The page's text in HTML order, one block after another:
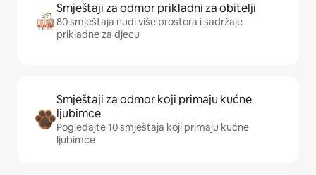
Smještaji za odmor prikladni za obitelji
80 smještaja nudi više prostora i sadržaje
prikladne za djecu
Smještaji za odmor koji primaju kućne
ljubimce
Pogledajte 10 smještaja koji primaju kućne
ljubimce